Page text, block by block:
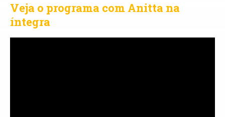
Veja o programa com Anitta na
íntegra